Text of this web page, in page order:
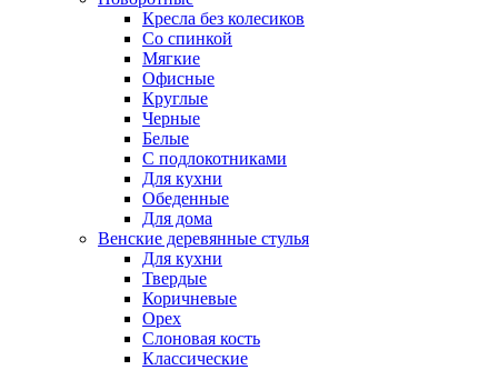
Кресла без колесиков
Со спинкой
Мягкие
Офисные
Круглые
Черные
Белые
С подлокотниками
Для кухни
Обеденные
Для дома
Венские деревянные стулья
Для кухни
Твердые
Коричневые
Орех
Слоновая кость
Классические